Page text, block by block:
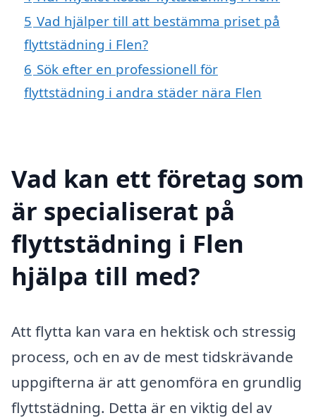
5 Vad hjälper till att bestämma priset på
flyttstädning i Flen?
6 Sök efter en professionell för
flyttstädning i andra städer nära Flen
Vad kan ett företag som
är specialiserat på
flyttstädning i Flen
hjälpa till med?
Att flytta kan vara en hektisk och stressig
process, och en av de mest tidskrävande
uppgifterna är att genomföra en grundlig
flyttstädning. Detta är en viktig del av